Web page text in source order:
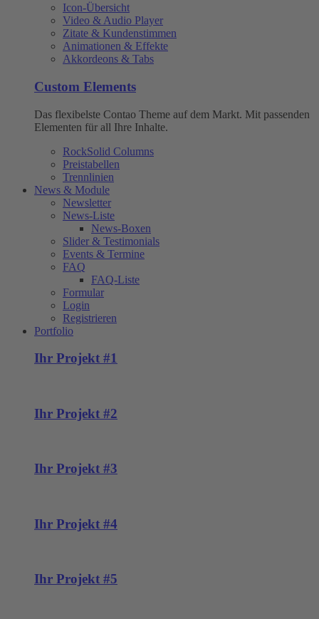
Icon-Übersicht
Video & Audio Player
Zitate & Kundenstimmen
Animationen & Effekte
Akkordeons & Tabs
Custom Elements
Das flexibelste Contao Theme auf dem Markt. Mit passenden
Elementen für all Ihre Inhalte.
RockSolid Columns
Preistabellen
Trennlinien
News & Module
Newsletter
News-Liste
News-Boxen
Slider & Testimonials
Events & Termine
FAQ
FAQ-Liste
Formular
Login
Registrieren
Portfolio
Ihr Projekt #1
Ihr Projekt #2
Ihr Projekt #3
Ihr Projekt #4
Ihr Projekt #5